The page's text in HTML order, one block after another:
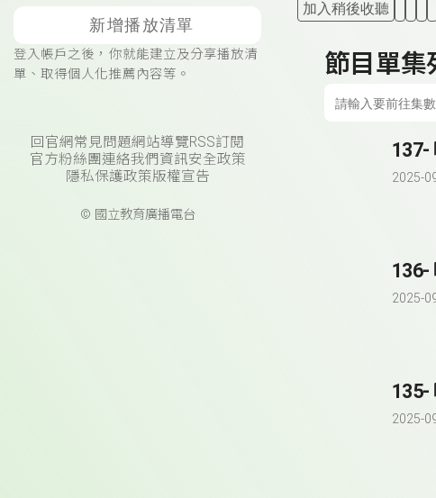
新增播放清單
登入帳戶之後，你就能建立及分享播放清
單、取得個人化推薦內容等。
回官網常見問題網站導覽RSS訂閱
官方粉絲團連絡我們 資訊安全政策
隱私保護政策版權宣告
© 國立教育廣播電台
加入稍後收聽
節目單集
137-
2025-
136-
2025-
135-
2025-